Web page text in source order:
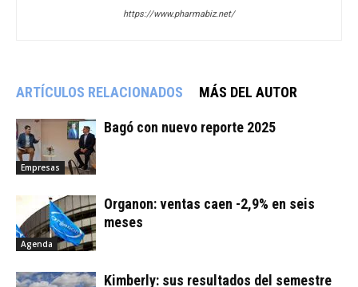
https://www.pharmabiz.net/
ARTÍCULOS RELACIONADOS MÁS DEL AUTOR
Empresas
Bagó con nuevo reporte 2025
Agenda
Organon: ventas caen -2,9% en seis
meses
Kimberly: sus resultados del semestre